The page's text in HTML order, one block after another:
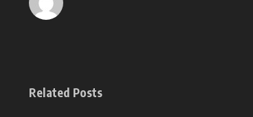
Related Posts